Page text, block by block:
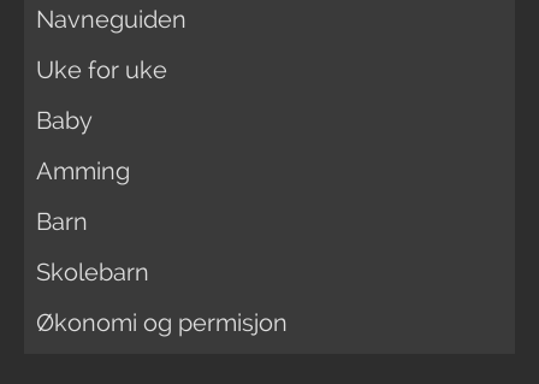
Navneguiden
Uke for uke
Baby
Amming
Barn
Skolebarn
Økonomi og permisjon